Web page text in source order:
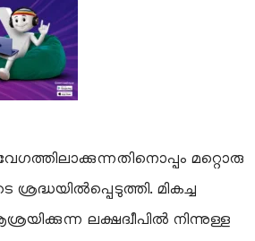
മറ്റൊരു
ശ്രദ്ധയിൽപ്പെടുത്തി. മികച്ച
ലക്ഷദ്വീപിൽ നിന്നുള്ള